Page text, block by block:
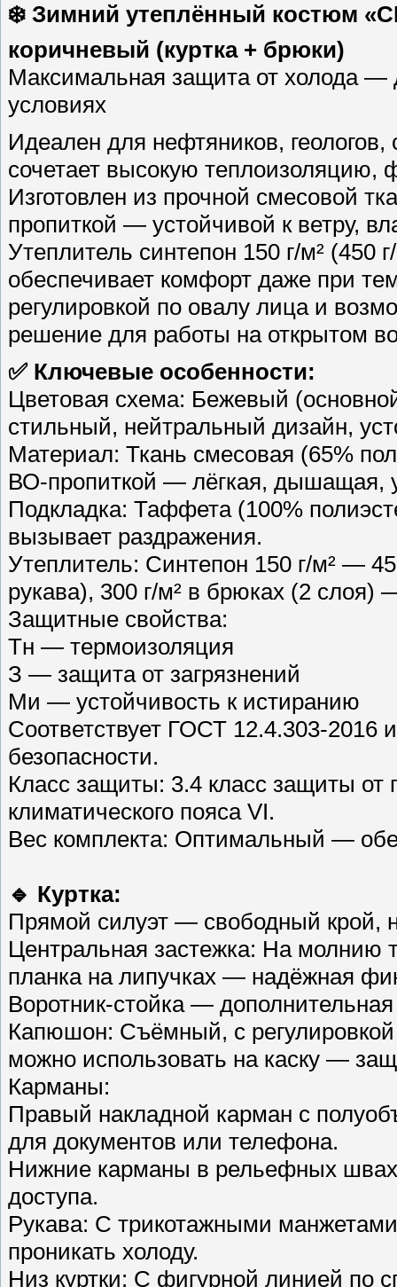
❄️ Зимний утеплённый костюм
коричневый (куртка + брюки)
Максимальная защита от холода —
условиях
Идеален для нефтяников,
сочетает высокую теплоизоляцию,
Изготовлен из прочной смесовой
пропиткой — устойчивой к ветру,
Утеплитель синтепон 150 г/м² (450
обеспечивает комфорт даже при
регулировкой по овалу лица и
решение для работы на открытом
✅ Ключевые особенности:
Цветовая схема: Бежевый
стильный, нейтральный дизайн,
Материал: Ткань смесовая (65%
ВО-пропиткой — лёгкая, дышащая,
Подкладка: Таффета (100%
вызывает раздражения.
Утеплитель: Синтепон 150 г/м² —
рукава), 300 г/м² в брюках (2 слоя)
Защитные свойства:
Тн — термоизоляция
З — защита от загрязнений
Ми — устойчивость к истиранию
Соответствует ГОСТ 12.4.303-2016
безопасности.
Класс защиты: 3.4 класс защиты
климатического пояса VI.
Вес комплекта: Оптимальный —
🔹 Куртка:
Прямой силуэт — свободный крой,
Центральная застежка: На молнию
планка на липучках — надёжная
Воротник-стойка —
Капюшон: Съёмный, с
можно использовать на каску —
Карманы:
Правый накладной карман с
для документов или телефона.
Нижние карманы в рельефных
доступа.
Рукава: С трикотажными
проникать холоду.
Низ куртки: С фигурной линией по